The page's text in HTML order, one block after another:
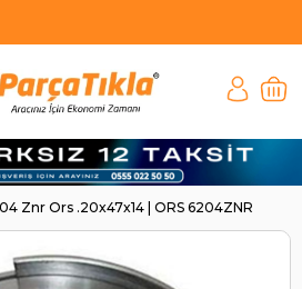
Znr Ors .20x47x14 | ORS 6204ZNR